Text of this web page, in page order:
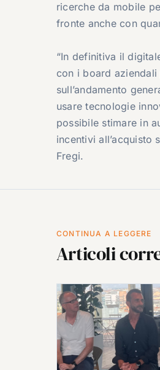
ricerche da mobile
fronte anche con
“In definitiva il
con i board
sull’andamento
usare tecnologie
possibile stimare in
incentivi all’acquisto
Fregi.
CONTINUA A LEGGERE
Articoli